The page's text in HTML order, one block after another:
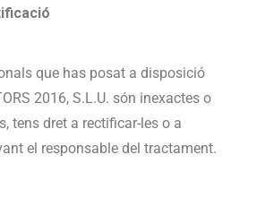
que has posat a disposició
2016, S.L.U. són inexactes o
tens dret a rectificar-les o a
el responsable del tractament.